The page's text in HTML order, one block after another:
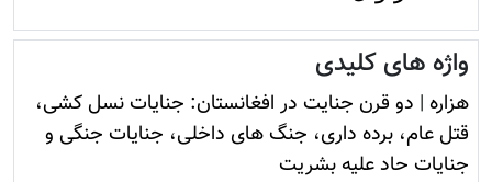
واژه های کلیدی
هزاره | دو قرن جنایت در افغانستان: جنایات نسل کشی،
قتل عام، برده داری، جنگ های داخلی، جنایات جنگی و
جنایات حاد علیه بشریت